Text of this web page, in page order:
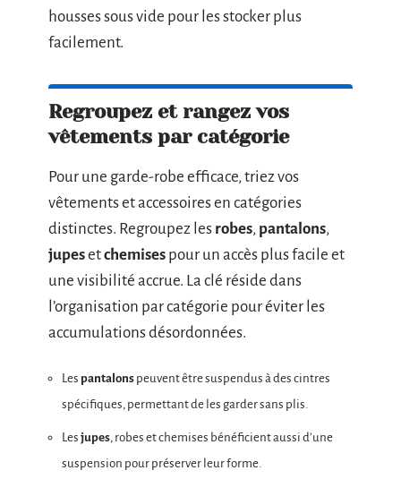
housses sous vide pour les stocker plus
facilement.
Regroupez et rangez vos
vêtements par catégorie
Pour une garde-robe efficace, triez vos
vêtements et accessoires en catégories
distinctes. Regroupez les robes, pantalons,
jupesetchemises pour un accès plus facile et
une visibilité accrue. La clé réside dans
l’organisation par catégorie pour éviter les
accumulations désordonnées.
Les pantalons peuvent être suspendus à des cintres
spécifiques, permettant de les garder sans plis.
Les jupes, robes et chemises bénéficient aussi d’une
suspension pour préserver leur forme.